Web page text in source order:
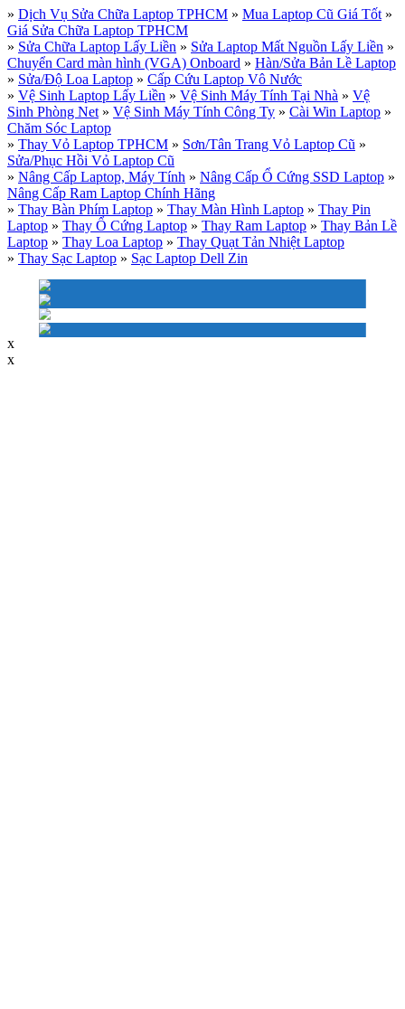
» Dịch Vụ Sửa Chữa Laptop TPHCM » Mua Laptop Cũ Giá Tốt »
Giá Sửa Chữa Laptop TPHCM
» Sửa Chữa Laptop Lấy Liền » Sửa Laptop Mất Nguồn Lấy Liền »
Chuyển Card màn hình (VGA) Onboard » Hàn/Sửa Bản Lề Laptop
» Sửa/Độ Loa Laptop » Cấp Cứu Laptop Vô Nước
» Vệ Sinh Laptop Lấy Liền » Vệ Sinh Máy Tính Tại Nhà » Vệ
Sinh Phòng Net » Vệ Sinh Máy Tính Công Ty » Cài Win Laptop »
Chăm Sóc Laptop
» Thay Vỏ Laptop TPHCM » Sơn/Tân Trang Vỏ Laptop Cũ »
Sửa/Phục Hồi Vỏ Laptop Cũ
» Nâng Cấp Laptop, Máy Tính » Nâng Cấp Ổ Cứng SSD Laptop »
Nâng Cấp Ram Laptop Chính Hãng
» Thay Bàn Phím Laptop » Thay Màn Hình Laptop » Thay Pin
Laptop » Thay Ổ Cứng Laptop » Thay Ram Laptop » Thay Bản Lề
Laptop » Thay Loa Laptop » Thay Quạt Tản Nhiệt Laptop
» Thay Sạc Laptop » Sạc Laptop Dell Zin
x
x